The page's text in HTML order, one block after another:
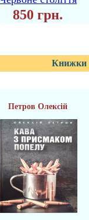
850 грн.
Книжки
Петров Олексій